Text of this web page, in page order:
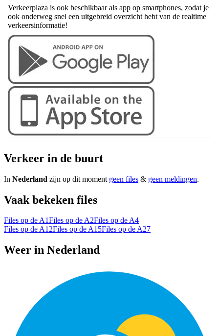
Verkeerplaza is ook beschikbaar als app op smartphones, zodat je
ook onderweg snel een uitgebreid overzicht hebt van de realtime
verkeersinformatie!
Verkeer in de buurt
In Nederland zijn op dit moment geen files & geen meldingen.
Vaak bekeken files
Files op de A1Files op de A2Files op de A4
Files op de A12Files op de A15Files op de A27
Weer in Nederland